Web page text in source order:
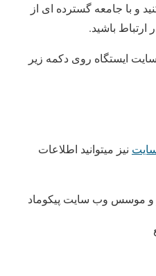
و با جامعه گسترده ای از
ارتباط باشید.
ایستگاه روی دکمه زیر
نیز میتوانید اطلاعات
و موسس وب سایت پیکوماد